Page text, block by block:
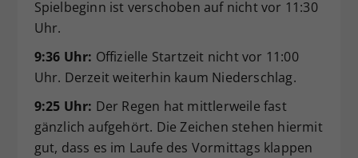
Spielbeginn ist verschoben auf nicht vor 11:30
Uhr.
9:36 Uhr: Offizielle Startzeit nicht vor 11:00
Uhr. Derzeit weiterhin kaum Niederschlag.
9:25 Uhr: Der Regen hat mittlerweile fast
gänzlich aufgehört. Die Zeichen stehen hiermit
gut, dass es im Laufe des Vormittags klappen